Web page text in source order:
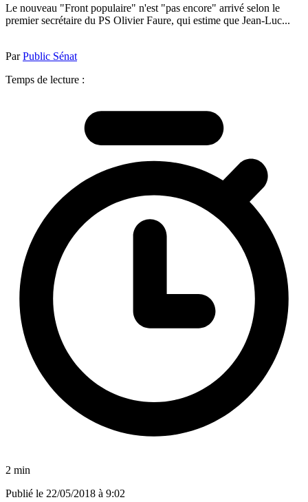
Le nouveau "Front populaire" n'est "pas encore" arrivé selon le
premier secrétaire du PS Olivier Faure, qui estime que Jean-Luc...
ParPublic Sénat
Temps de lecture :
2 min
Publié le 22/05/2018 à 9:02